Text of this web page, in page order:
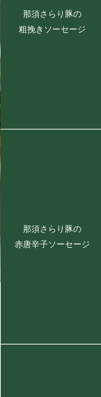
那須さらり豚の
粗挽きソーセージ
那須さらり豚の
赤唐辛子ソーセージ